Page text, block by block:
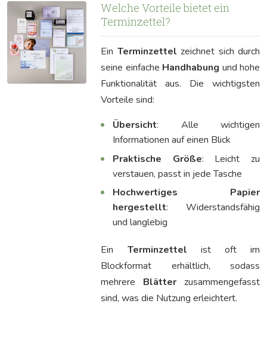
Welche Vorteile bietet ein
Terminzettel?
Ein Terminzettel zeichnet sich durch
seine einfache Handhabung und hohe
Funktionalität aus. Die wichtigsten
Vorteile sind:
Übersicht: Alle wichtigen
Informationen auf einen Blick
Praktische Größe: Leicht zu
verstauen, passt in jede Tasche
Hochwertiges Papier
hergestellt: Widerstandsfähig
und langlebig
Ein Terminzettel ist oft im
Blockformat erhältlich, sodass
mehrere Blätter zusammengefasst
sind, was die Nutzung erleichtert.